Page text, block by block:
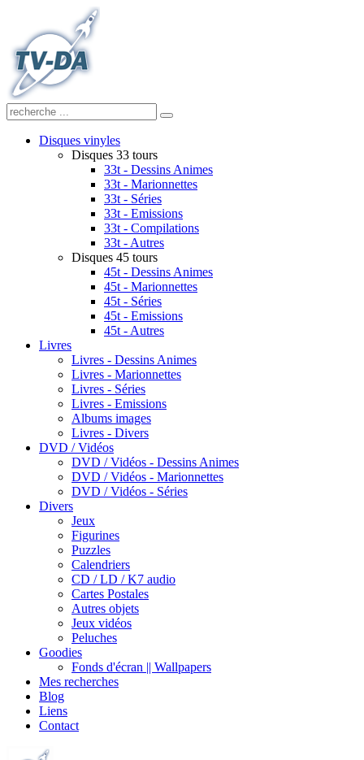
Disques vinyles
Disques 33 tours
33t - Dessins Animes
33t - Marionnettes
33t - Séries
33t - Emissions
33t - Compilations
33t - Autres
Disques 45 tours
45t - Dessins Animes
45t - Marionnettes
45t - Séries
45t - Emissions
45t - Autres
Livres
Livres - Dessins Animes
Livres - Marionnettes
Livres - Séries
Livres - Emissions
Albums images
Livres - Divers
DVD / Vidéos
DVD / Vidéos - Dessins Animes
DVD / Vidéos - Marionnettes
DVD / Vidéos - Séries
Divers
Jeux
Figurines
Puzzles
Calendriers
CD / LD / K7 audio
Cartes Postales
Autres objets
Jeux vidéos
Peluches
Goodies
Fonds d'écran || Wallpapers
Mes recherches
Blog
Liens
Contact